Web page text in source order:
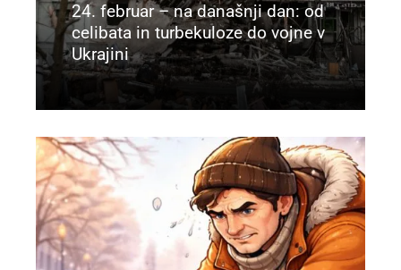
24. februar – na današnji dan: od
celibata in turbekuloze do vojne v
Ukrajini
Preberi več